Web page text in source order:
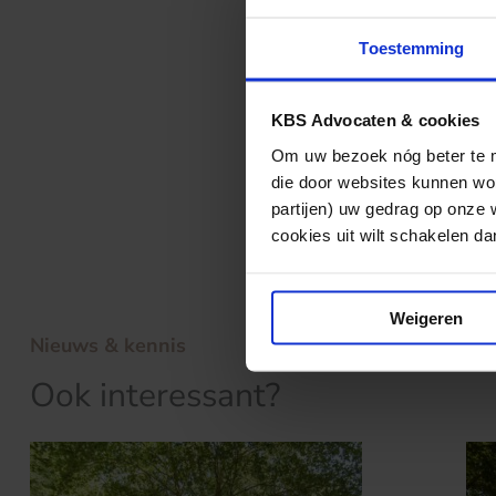
Toestemming
KBS Advocaten & cookies
Om uw bezoek nóg beter te
die door websites kunnen
partijen) uw gedrag op onze
cookies uit wilt schakelen
Weigeren
gebonden als
billijkheid
Gerechtshof
Het arrest leest
Nieuws & kennis
Ook interessant?